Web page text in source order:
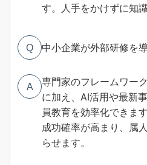
す。人手をかけずに知
Q 中小企業が外部研修を
A
専門家のフレームワー
に加え、AI活用や最新
員教育を効率化できま
成功確率が高まり、属
らせます。